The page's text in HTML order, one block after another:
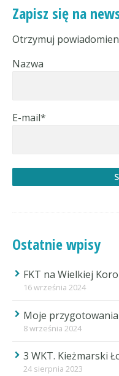
Zapisz się na
Otrzymuj
Nazwa
E-mail*
Ostatnie wpisy
FKT na Wielkiej
16 września 2024
Moje
8 września 2024
3 WKT. Kieżmarski
24 sierpnia 2023